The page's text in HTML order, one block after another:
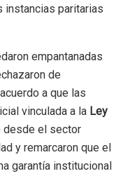
instancias paritarias
empantanadas
de
a que las
vinculada a la Ley
desde el sector
y remarcaron que el
garantía institucional